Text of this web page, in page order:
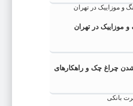
موزاییک در تهران
چراغ چک و راهکارهای